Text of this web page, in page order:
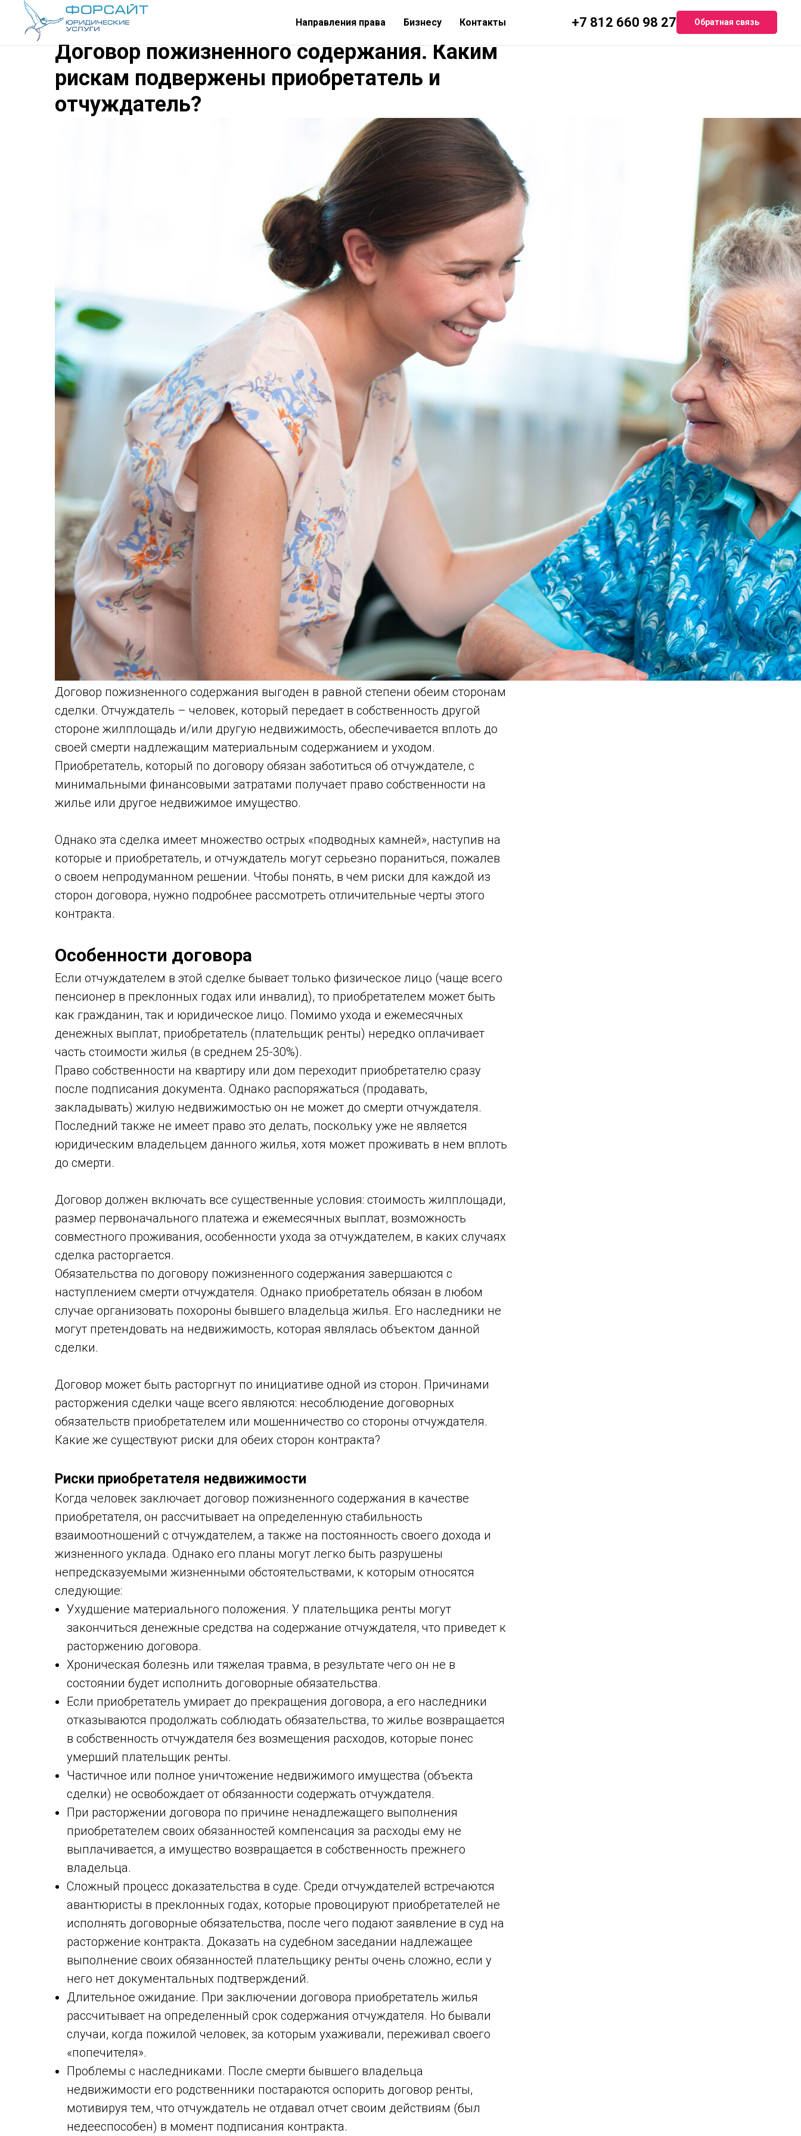
Направления права Бизнесу Контакты +7 812 660 98 27 Обратная связь
Договор пожизненного содержания. Каким
рискам подвержены приобретатель и
отчуждатель?
Договор пожизненного содержания выгоден в равной степени обеим сторонам
сделки. Отчуждатель – человек, который передает в собственность другой
стороне жилплощадь и/или другую недвижимость, обеспечивается вплоть до
своей смерти надлежащим материальным содержанием и уходом.
Приобретатель, который по договору обязан заботиться об отчуждателе, с
минимальными финансовыми затратами получает право собственности на
жилье или другое недвижимое имущество.
Однако эта сделка имеет множество острых «подводных камней», наступив на
которые и приобретатель, и отчуждатель могут серьезно пораниться, пожалев
о своем непродуманном решении. Чтобы понять, в чем риски для каждой из
сторон договора, нужно подробнее рассмотреть отличительные черты этого
контракта.
Особенности договора
Если отчуждателем в этой сделке бывает только физическое лицо (чаще всего
пенсионер в преклонных годах или инвалид), то приобретателем может быть
как гражданин, так и юридическое лицо. Помимо ухода и ежемесячных
денежных выплат, приобретатель (плательщик ренты) нередко оплачивает
часть стоимости жилья (в среднем 25-30%).
Право собственности на квартиру или дом переходит приобретателю сразу
после подписания документа. Однако распоряжаться (продавать,
закладывать) жилую недвижимостью он не может до смерти отчуждателя.
Последний также не имеет право это делать, поскольку уже не является
юридическим владельцем данного жилья, хотя может проживать в нем вплоть
до смерти.
Договор должен включать все существенные условия: стоимость жилплощади,
размер первоначального платежа и ежемесячных выплат, возможность
совместного проживания, особенности ухода за отчуждателем, в каких случаях
сделка расторгается.
Обязательства по договору пожизненного содержания завершаются с
наступлением смерти отчуждателя. Однако приобретатель обязан в любом
случае организовать похороны бывшего владельца жилья. Его наследники не
могут претендовать на недвижимость, которая являлась объектом данной
сделки.
Договор может быть расторгнут по инициативе одной из сторон. Причинами
расторжения сделки чаще всего являются: несоблюдение договорных
обязательств приобретателем или мошенничество со стороны отчуждателя.
Какие же существуют риски для обеих сторон контракта?
Риски приобретателя недвижимости
Когда человек заключает договор пожизненного содержания в качестве
приобретателя, он рассчитывает на определенную стабильность
взаимоотношений с отчуждателем, а также на постоянность своего дохода и
жизненного уклада. Однако его планы могут легко быть разрушены
непредсказуемыми жизненными обстоятельствами, к которым относятся
следующие:
Ухудшение материального положения. У плательщика ренты могут
закончиться денежные средства на содержание отчуждателя, что приведет к
расторжению договора.
Хроническая болезнь или тяжелая травма, в результате чего он не в
состоянии будет исполнить договорные обязательства.
Если приобретатель умирает до прекращения договора, а его наследники
отказываются продолжать соблюдать обязательства, то жилье возвращается
в собственность отчуждателя без возмещения расходов, которые понес
умерший плательщик ренты.
Частичное или полное уничтожение недвижимого имущества (объекта
сделки) не освобождает от обязанности содержать отчуждателя.
При расторжении договора по причине ненадлежащего выполнения
приобретателем своих обязанностей компенсация за расходы ему не
выплачивается, а имущество возвращается в собственность прежнего
владельца.
Сложный процесс доказательства в суде. Среди отчуждателей встречаются
авантюристы в преклонных годах, которые провоцируют приобретателей не
исполнять договорные обязательства, после чего подают заявление в суд на
расторжение контракта. Доказать на судебном заседании надлежащее
выполнение своих обязанностей плательщику ренты очень сложно, если у
него нет документальных подтверждений.
Длительное ожидание. При заключении договора приобретатель жилья
рассчитывает на определенный срок содержания отчуждателя. Но бывали
случаи, когда пожилой человек, за которым ухаживали, переживал своего
«попечителя».
Проблемы с наследниками. После смерти бывшего владельца
недвижимости его родственники постараются оспорить договор ренты,
мотивируя тем, что отчуждатель не отдавал отчет своим действиям (был
недееспособен) в момент подписания контракта.